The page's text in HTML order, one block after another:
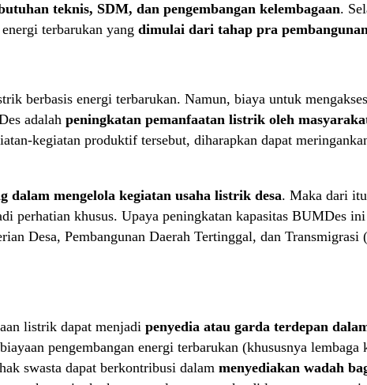
teknis, SDM, dan pengembangan kelembagaan.
terbarukan yang dimulai dari tahap pra
berbasis energi terbarukan. Namun, biaya untuk
adalah peningkatan pemanfaatan listrik oleh
kegiatan produktif tersebut, diharapkan dapat
mengelola kegiatan usaha listrik desa. Maka dari
perhatian khusus. Upaya peningkatan kapasitas BUMDes
Desa, Pembangunan Daerah Tertinggal, dan
listrik dapat menjadi penyedia atau garda terdepan
pengembangan energi terbarukan (khususnya
swasta dapat berkontribusi dalam menyediakan wadah